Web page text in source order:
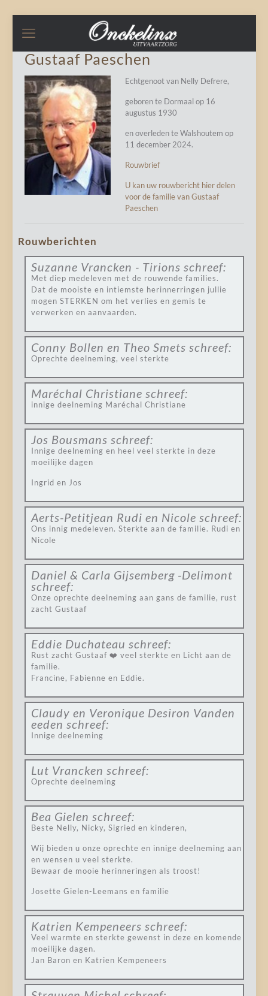
Gustaaf Paeschen
Echtgenoot van Nelly Defrere,
geboren te Dormaal op 16
augustus 1930
en overleden te Walshoutem op
11 december 2024.
Rouwbrief
U kan uw rouwbericht hier delen
voor de familie van Gustaaf
Paeschen
Rouwberichten
Suzanne Vrancken - Tirions schreef:
Met diep medeleven met de rouwende families.
Dat de mooiste en intiemste herinnerringen jullie
mogen STERKEN om het verlies en gemis te
verwerken en aanvaarden.
Conny Bollen en Theo Smets schreef:
Oprechte deelneming, veel sterkte
Maréchal Christiane schreef:
innige deelneming Maréchal Christiane
Jos Bousmans schreef:
Innige deelneming en heel veel sterkte in deze
moeilijke dagen
Ingrid en Jos
Aerts-Petitjean Rudi en Nicole schreef:
Ons innig medeleven. Sterkte aan de familie. Rudi en
Nicole
Daniel & Carla Gijsemberg -Delimont
schreef:
Onze oprechte deelneming aan gans de familie, rust
zacht Gustaaf
Eddie Duchateau schreef:
Rust zacht Gustaaf ❤️ veel sterkte en Licht aan de
familie.
Francine, Fabienne en Eddie.
Claudy en Veronique Desiron Vanden
eeden schreef:
Innige deelneming
Lut Vrancken schreef:
Oprechte deelneming
Bea Gielen schreef:
Beste Nelly, Nicky, Sigried en kinderen,
Wij bieden u onze oprechte en innige deelneming aan
en wensen u veel sterkte.
Bewaar de mooie herinneringen als troost!
Josette Gielen-Leemans en familie
Katrien Kempeneers schreef:
Veel warmte en sterkte gewenst in deze en komende
moeilijke dagen.
Jan Baron en Katrien Kempeneers